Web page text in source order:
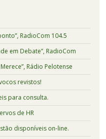
RadioCom 104.5
em Debate”, RadioCom
Rádio Pelotense
revistos!
para consulta.
de HR
disponíveis on-line.